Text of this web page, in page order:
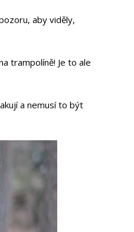
aby viděly,
trampolíně! Je to ale
a nemusí to být